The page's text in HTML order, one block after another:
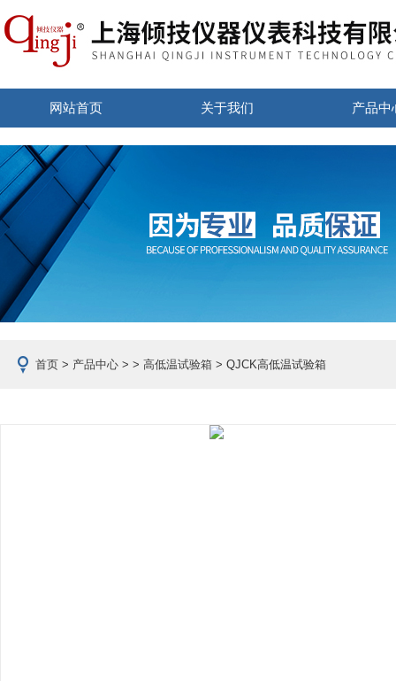
网站首页 关于我们 产品中
首页 > 产品中心 > > 高低温试验箱 > QJCK高低温试验箱